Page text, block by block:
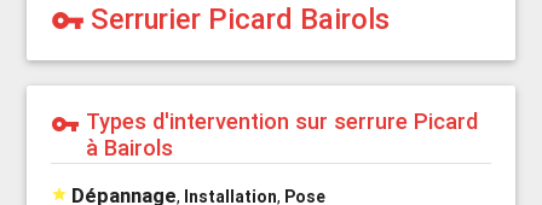
vpn_key Serrurier Picard Bairols
vpn_key Types d'intervention sur serrure Picard
à Bairols
 Dépannage, Installation, Pose